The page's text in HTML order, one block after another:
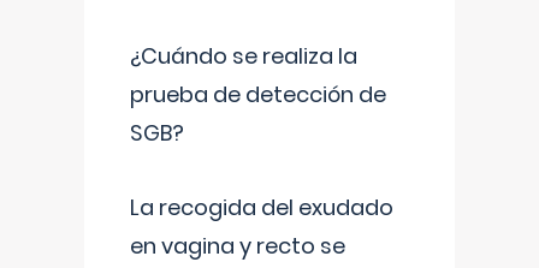
¿Cuándo se realiza la
prueba de detección de
SGB?
La recogida del exudado
en vagina y recto se